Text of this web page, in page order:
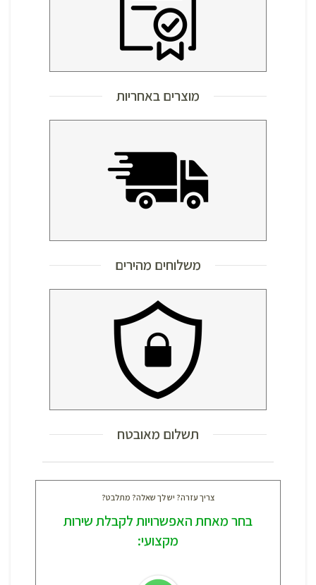
מוצרים באחריות
משלוחים מהירים
תשלום מאובטח
צריך עזרה? יש לך שאלה? מתלבט?
בחר מאחת האפשרויות לקבלת שירות
מקצועי: